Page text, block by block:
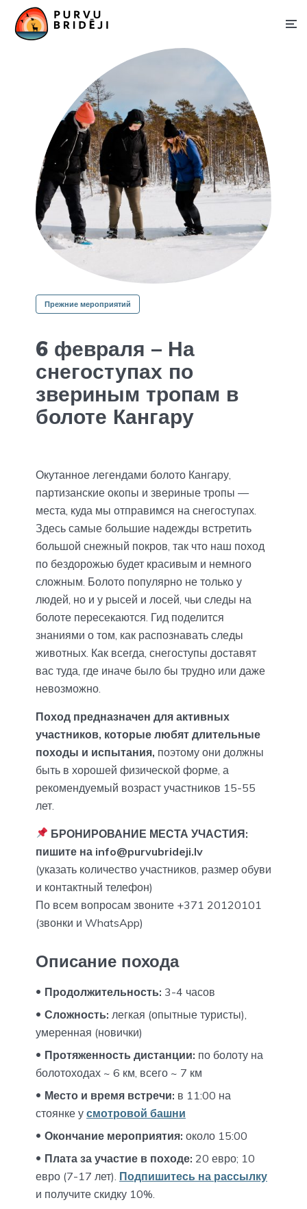
Прежние мероприятий
6 февраля – На
снегоступах по
звериным тропам в
болоте Кангару
Окутанное легендами болото Кангару,
партизанские окопы и звериные тропы —
места, куда мы отправимся на снегоступах.
Здесь самые большие надежды встретить
большой снежный покров, так что наш поход
по бездорожью будет красивым и немного
сложным. Болото популярно не только у
людей, но и у рысей и лосей, чьи следы на
болоте пересекаются. Гид поделится
знаниями о том, как распознавать следы
животных. Как всегда, снегоступы доставят
вас туда, где иначе было бы трудно или даже
невозможно.
Поход предназначен для активных
участников, которые любят длительные
походы и испытания, поэтому они должны
быть в хорошей физической форме, а
рекомендуемый возраст участников 15-55
лет.
БРОНИРОВАНИЕ МЕСТА УЧАСТИЯ:
пишите на info@purvubrideji.lv
(указать количество участников, размер обуви
и контактный телефон)
По всем вопросам звоните +371 20120101
(звонки и WhatsApp)
Описание похода
Продолжительность: 3-4 часов
Сложность: легкая (опытные туристы),
умеренная (новички)
Протяженность дистанции: по болоту на
болотоходах ~ 6 км, всего ~ 7 км
Место и время встречи: в 11:00 на
стоянке у смотровой башни
Окончание мероприятия: около 15:00
Плата за участие в походе: 20 евро; 10
евро (7-17 лет). Подпишитесь на рассылку
и получите скидку 10%.